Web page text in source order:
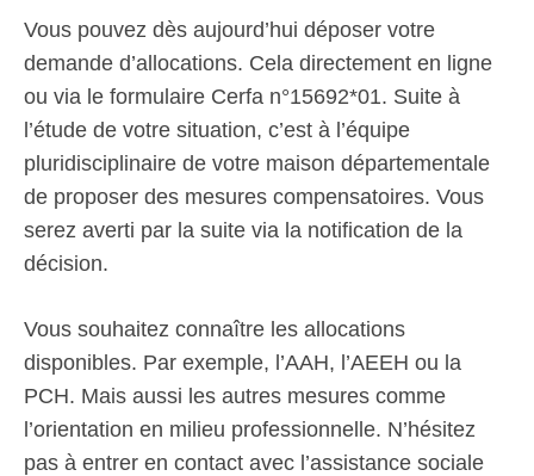
Vous pouvez dès aujourd’hui déposer votre
demande d’allocations. Cela directement en ligne
ou via le formulaire Cerfa n°15692*01. Suite à
l’étude de votre situation, c’est à l’équipe
pluridisciplinaire de votre maison départementale
de proposer des mesures compensatoires. Vous
serez averti par la suite via la notification de la
décision.
Vous souhaitez connaître les allocations
disponibles. Par exemple, l’AAH, l’AEEH ou la
PCH. Mais aussi les autres mesures comme
l’orientation en milieu professionnelle. N’hésitez
pas à entrer en contact avec l’assistance sociale